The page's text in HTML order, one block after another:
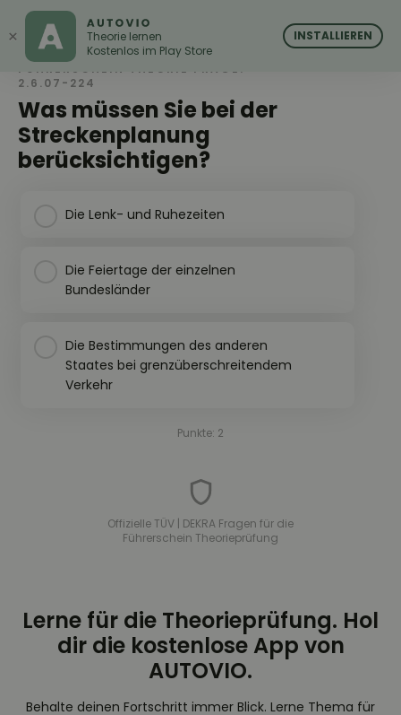
AUTOVIO
Was müssen Sie bei der
Streckenplanung
berücksichtigen?
FÜHRERSCHEIN THEORIE FRAGE:
2.6.07-224
Die Lenk- und Ruhezeiten
Die Feiertage der einzelnen
Bundesländer
Die Bestimmungen des anderen
Staates bei grenzüberschreitendem
Verkehr
Punkte: 2
Offizielle TÜV | DEKRA Fragen für die
Führerschein Theorieprüfung
Lerne für die Theorieprüfung. Hol
dir die kostenlose App von
AUTOVIO.
Behalte deinen Fortschritt immer Blick. Lerne Thema für
× AUTOVIO
Theorie lernen
Kostenlos im Play Store
INSTALLIEREN